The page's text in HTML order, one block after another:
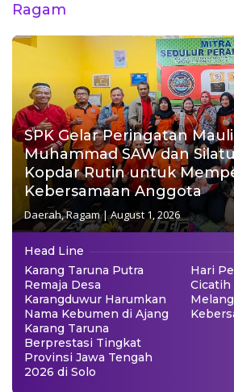
Ragam
SPK Gelar Peringatan
Muhammad SAW dan
Kopdar Rutin untuk
Kebersamaan Anggota
Daerah,Ragam|August 1, 2026
Head Line
Karang Taruna Putra
Remaja Desa
Karangduwur Harumkan
Nama Kebumen di Ajang
Karang Taruna
Berprestasi Tingkat
Provinsi Jawa Tengah
2026 di Solo
Hari
Cicatih